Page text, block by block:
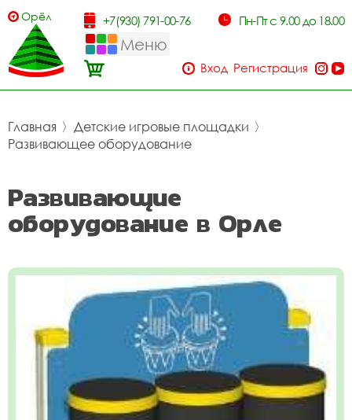
Орёл +7(930) 791-00-76 Пн-Пт с 9.00 до 18.00
Меню
Вход Регистрация
Главная 〉 Детские игровые площадки 〉
Развивающее оборудование
Развивающие
оборудование в Орле